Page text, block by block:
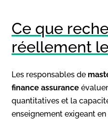
Ce que
réellement
Les responsables de
finance assurance
quantitatives et la
enseignement exigeant en